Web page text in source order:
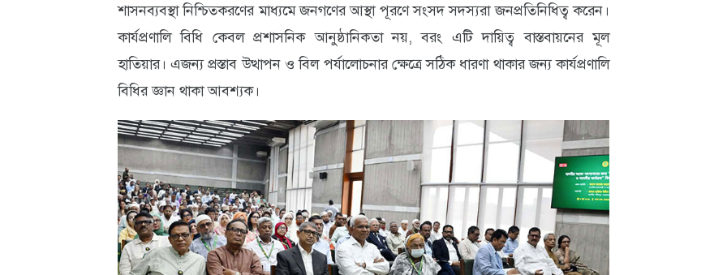
শাসনব্যবস্থা নিশ্চিতকরণের মাধ্যমে জনগণের আস্থা পূরণে সংসদ সদস্যরা জনপ্রতিনিধিত্ব করেন।
কার্যপ্রণালি বিধি কেবল প্রশাসনিক আনুষ্ঠানিকতা নয়, বরং এটি দায়িত্ব বাস্তবায়নের মূল
হাতিয়ার। এজন্য প্রস্তাব উত্থাপন ও বিল পর্যালোচনার ক্ষেত্রে সঠিক ধারণা থাকার জন্য কার্যপ্রণালি
বিধির জ্ঞান থাকা আবশ্যক।